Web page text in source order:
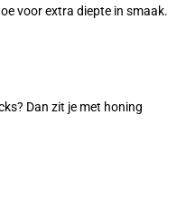
voor extra diepte in smaak.
Dan zit je met honing